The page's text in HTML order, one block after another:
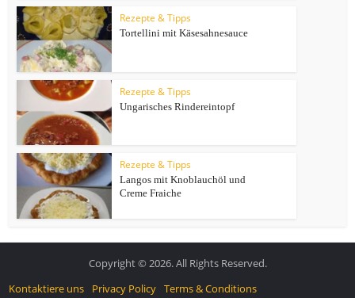
Rezepte & Tipps
Tortellini mit Käsesahnesauce
Rezepte & Tipps
Ungarisches Rindereintopf
Rezepte & Tipps
Langos mit Knoblauchöl und
Creme Fraiche
Copyright © 2026. All Rights Reserved.
Kontaktiere uns
Privacy Policy Terms & Conditions